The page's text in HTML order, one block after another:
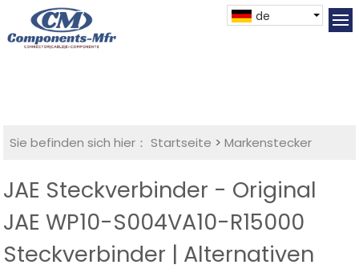
de
Sie befinden sich hier： Startseite >Markenstecker
JAE Steckverbinder - Original
JAE WP10-S004VA10-R15000
Steckverbinder | Alternativen